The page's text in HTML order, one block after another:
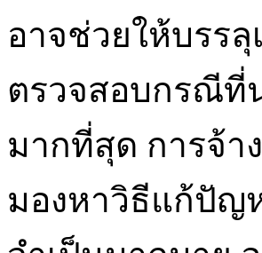
อาจช่วยให้บรร
ตรวจสอบกรณีที่
มากที่สุด การจ้า
มองหาวิธีแก้ปัญ